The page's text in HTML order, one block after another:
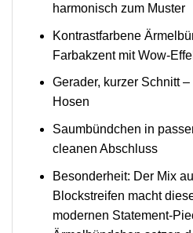
harmonisch zum Muster
Kontrastfarbene
Farbakzent mit Wow-
Gerader, kurzer Schnitt
Hosen
Saumbündchen in
cleanen Abschluss
Besonderheit: Der Mix
Blockstreifen macht
modernen Statement-